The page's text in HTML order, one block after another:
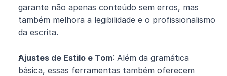
garante não apenas conteúdo sem erros, mas
também melhora a legibilidade e o profissionalismo
da escrita.
Ajustes de Estilo e Tom: Além da gramática
básica, essas ferramentas também oferecem